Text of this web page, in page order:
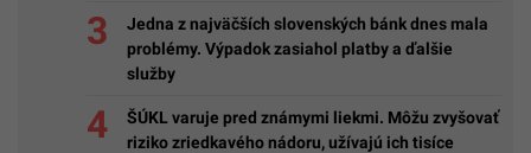
Jedna z najväčších slovenských bánk dnes mala
problémy. Výpadok zasiahol platby a ďalšie
služby
ŠÚKL varuje pred známymi liekmi. Môžu zvyšovať
riziko zriedkavého nádoru, užívajú ich tisíce